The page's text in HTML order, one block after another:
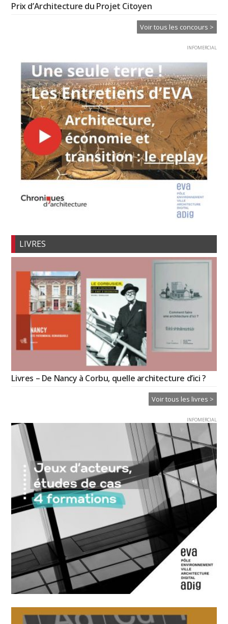
Prix d’Architecture du Projet Citoyen
Voir tous les concours >
INFOMERCIAL
LIVRES
Livres – De Nancy à Corbu, quelle architecture d’ici ?
Voir tous les livres >
INFOMERCIAL